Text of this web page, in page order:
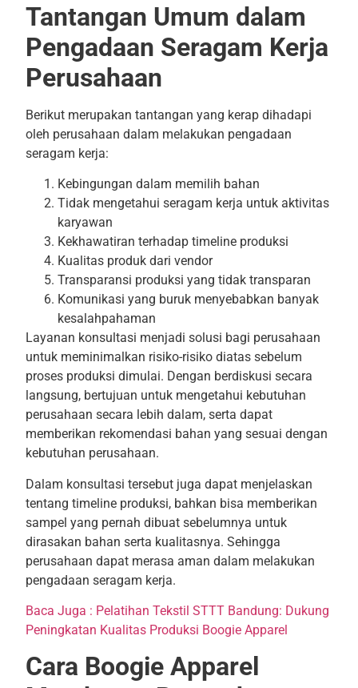
Tantangan Umum dalam
Pengadaan Seragam Kerja
Perusahaan
Berikut merupakan tantangan yang kerap dihadapi
oleh perusahaan dalam melakukan pengadaan
seragam kerja:
Kebingungan dalam memilih bahan
Tidak mengetahui seragam kerja untuk aktivitas
karyawan
Kekhawatiran terhadap timeline produksi
Kualitas produk dari vendor
Transparansi produksi yang tidak transparan
Komunikasi yang buruk menyebabkan banyak
kesalahpahaman
Layanan konsultasi menjadi solusi bagi perusahaan
untuk meminimalkan risiko-risiko diatas sebelum
proses produksi dimulai. Dengan berdiskusi secara
langsung, bertujuan untuk mengetahui kebutuhan
perusahaan secara lebih dalam, serta dapat
memberikan rekomendasi bahan yang sesuai dengan
kebutuhan perusahaan.
Dalam konsultasi tersebut juga dapat menjelaskan
tentang timeline produksi, bahkan bisa memberikan
sampel yang pernah dibuat sebelumnya untuk
dirasakan bahan serta kualitasnya. Sehingga
perusahaan dapat merasa aman dalam melakukan
pengadaan seragam kerja.
Baca Juga : Pelatihan Tekstil STTT Bandung: Dukung
Peningkatan Kualitas Produksi Boogie Apparel
Cara Boogie Apparel